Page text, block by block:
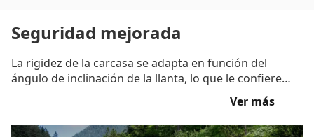
Seguridad mejorada
La rigidez de la carcasa se adapta en función del
ángulo de inclinación de la llanta, lo que le confiere
una excelente estabilidad en línea recta y en las curvas.
Ver más